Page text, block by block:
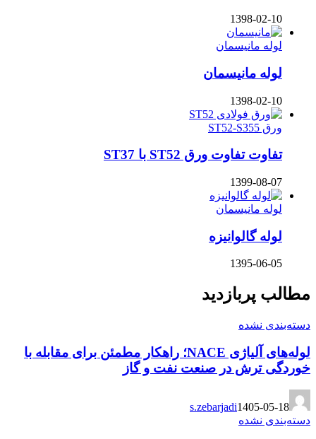
1398-02-10
لوله مانیسمان
لوله مانیسمان
1398-02-10
ورق ST52-S355
تفاوت تفاوت ورق ST52 با ST37
1399-08-07
لوله مانیسمان
لوله گالوانیزه
1395-06-05
مطالب پربازدید
دسته‌بندی نشده
لوله‌های آلیاژی NACE؛ راهکار مطمئن برای مقابله با
خوردگی ترش در صنعت نفت و گاز
s.zebarjadi1405-05-18
دسته‌بندی نشده